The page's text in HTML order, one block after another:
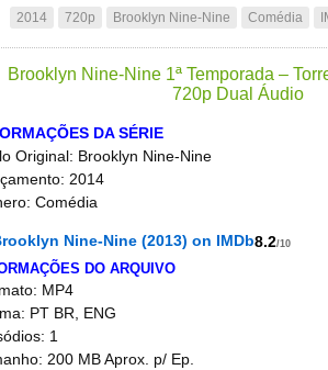
2014 720p Brooklyn Nine-Nine Comédia
DA SÉRIE
Original: Brooklyn Nine-Nine
2014
Comédia
8.2/10
DO ARQUIVO
MP4
PT BR, ENG
1
200 MB Aprox. p/ Ep.